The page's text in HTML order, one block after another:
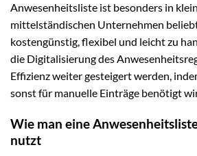
Anwesenheitsliste ist besonders in
mittelständischen Unternehmen
kostengünstig, flexibel und leicht zu
die Digitalisierung des
Effizienz weiter gesteigert werden,
sonst für manuelle Einträge benötigt
Wie man eine
nutzt